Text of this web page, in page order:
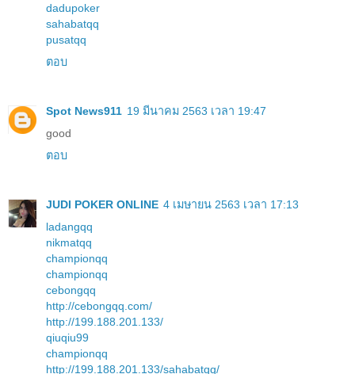
dadupoker
sahabatqq
pusatqq
ตอบ
Spot News911 19 มีนาคม 2563 เวลา 19:47
good
ตอบ
JUDI POKER ONLINE 4 เมษายน 2563 เวลา 17:13
ladangqq
nikmatqq
championqq
championqq
cebongqq
http://cebongqq.com/
http://199.188.201.133/
qiuqiu99
championqq
http://199.188.201.133/sahabatqq/